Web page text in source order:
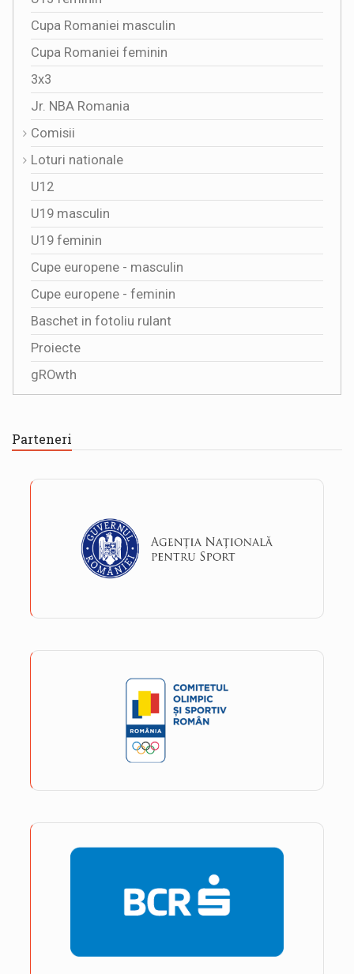
Cupa Romaniei masculin
Cupa Romaniei feminin
3x3
Jr. NBA Romania
Comisii
Loturi nationale
U12
U19 masculin
U19 feminin
Cupe europene - masculin
Cupe europene - feminin
Baschet in fotoliu rulant
Proiecte
gROwth
Parteneri